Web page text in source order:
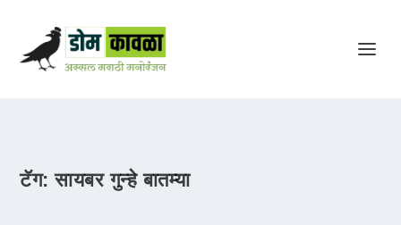
टॅग:सायबर गुन्हे बातम्या